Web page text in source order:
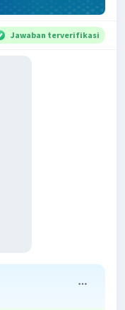
Jawaban terverifikasi